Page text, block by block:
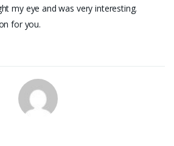
my eye and was very interesting.
for you.